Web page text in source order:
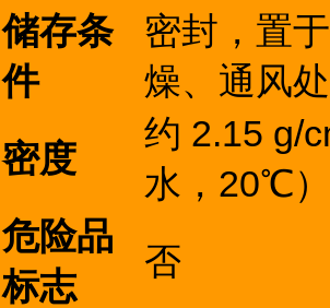
储存条
件
密封，置
燥、通风
密度
约 2.15 g/
水，20℃）
危险品
标志
否